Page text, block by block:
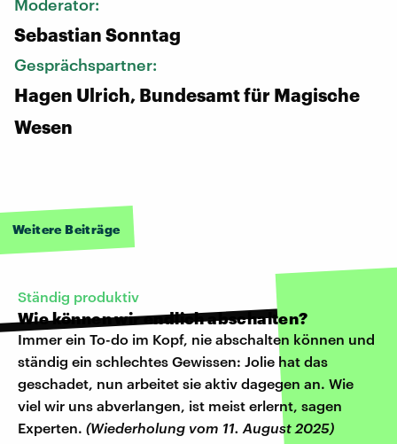
Moderator:
Sebastian Sonntag
Gesprächspartner:
Hagen Ulrich, Bundesamt für Magische
Wesen
Weitere Beiträge
Ständig produktiv
Wie können wir endlich abschalten?
Immer ein To-do im Kopf, nie abschalten können und
ständig ein schlechtes Gewissen: Jolie hat das
geschadet, nun arbeitet sie aktiv dagegen an. Wie
viel wir uns abverlangen, ist meist erlernt, sagen
Experten. (Wiederholung vom 11. August 2025)